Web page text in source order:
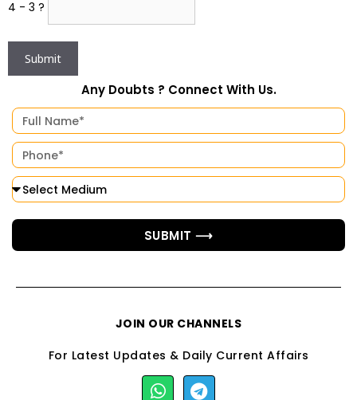
4 - 3 ?
Any Doubts ? Connect With Us.
SUBMIT ⟶
JOIN OUR CHANNELS
For Latest Updates & Daily Current Affairs